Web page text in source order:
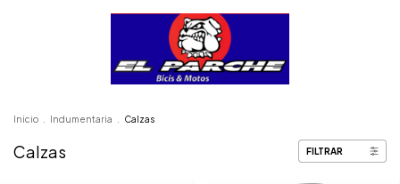
Inicio Indumentaria Calzas
Calzas FILTRAR